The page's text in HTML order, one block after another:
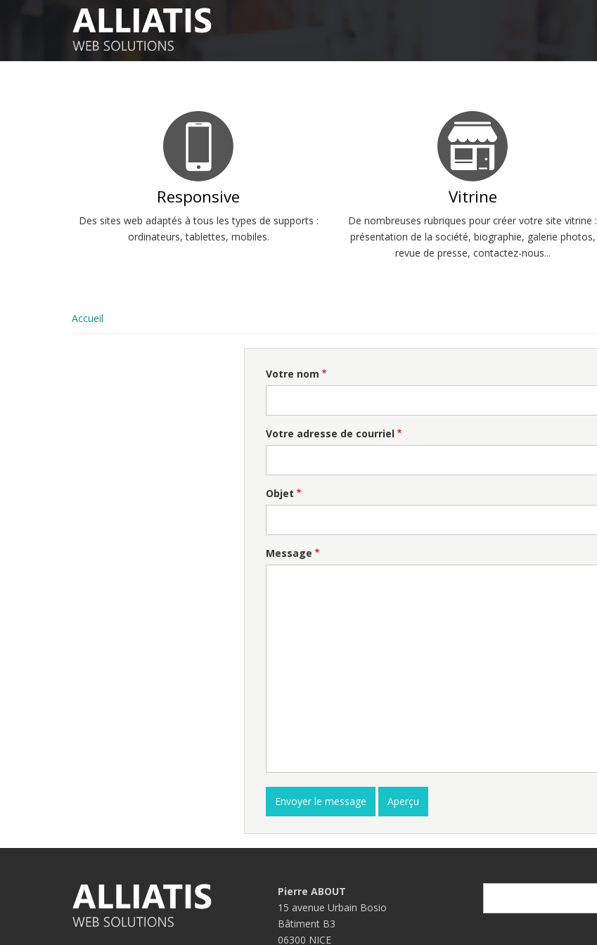
Responsive
Des sites web adaptés à tous les types de supports :
ordinateurs, tablettes, mobiles.
Vitrine
De nombreuses rubriques pour créer votre site vitrine :
présentation de la société, biographie, galerie photos,
revue de presse, contactez-nous...
Accueil
Votre nom
Votre adresse de courriel
Objet
Message
Pierre ABOUT
15 avenue Urbain Bosio
Bâtiment B3
06300 NICE